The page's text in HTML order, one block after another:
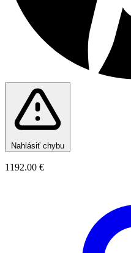
Nahlásiť chybu
1192.00 €